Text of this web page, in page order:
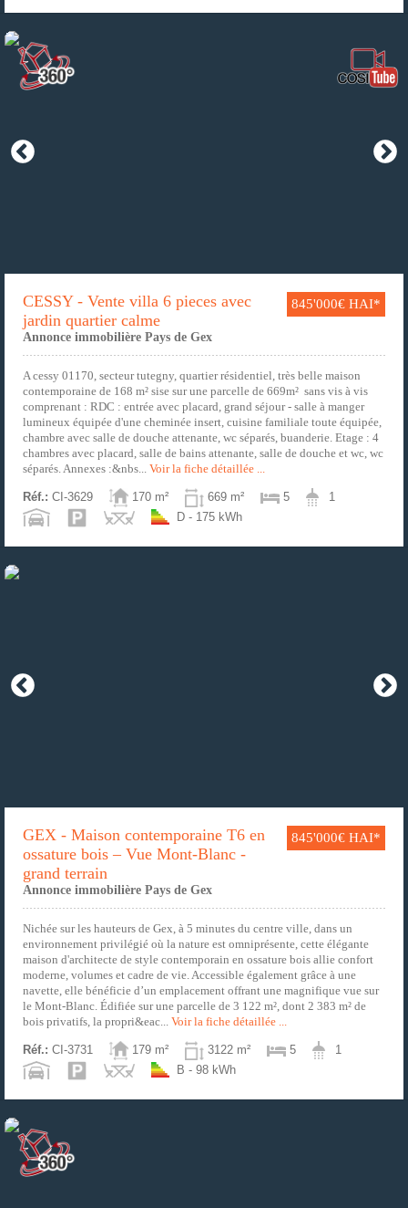
845'000€ HAI*
CESSY - Vente villa 6 pieces avec
jardin quartier calme
Annonce immobilière Pays de Gex
A cessy 01170, secteur tutegny, quartier résidentiel, très belle maison
contemporaine de 168 m² sise sur une parcelle de 669m² sans vis à vis
comprenant : RDC : entrée avec placard, grand séjour - salle à manger
lumineux équipée d'une cheminée insert, cuisine familiale toute équipée,
chambre avec salle de douche attenante, wc séparés, buanderie. Etage : 4
chambres avec placard, salle de bains attenante, salle de douche et wc, wc
séparés. Annexes :&nbs... Voir la fiche détaillée ...
Réf.: CI-3629 170 m² 669 m² 5
1
D - 175 kWh
845'000€ HAI*
GEX - Maison contemporaine T6 en
ossature bois – Vue Mont-Blanc -
grand terrain
Annonce immobilière Pays de Gex
Nichée sur les hauteurs de Gex, à 5 minutes du centre ville, dans un
environnement privilégié où la nature est omniprésente, cette élégante
maison d'architecte de style contemporain en ossature bois allie confort
moderne, volumes et cadre de vie. Accessible également grâce à une
navette, elle bénéficie d’un emplacement offrant une magnifique vue sur
le Mont-Blanc. Édifiée sur une parcelle de 3 122 m², dont 2 383 m² de
bois privatifs, la propri&eac... Voir la fiche détaillée ...
Réf.: CI-3731 179 m² 3122 m² 5
1
B - 98 kWh